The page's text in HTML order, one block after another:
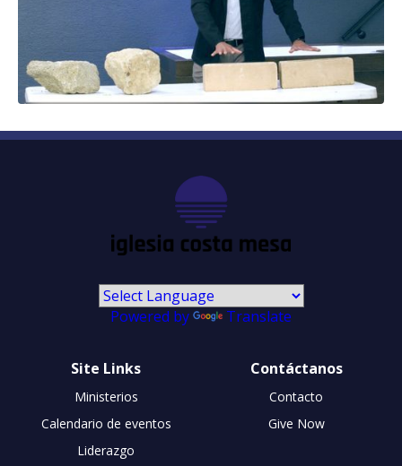
Powered by Translate
Site Links
Ministerios
Calendario de eventos
Liderazgo
Contáctanos
Contacto
Give Now